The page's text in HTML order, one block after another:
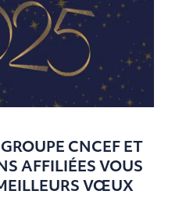
CNCEF ET
AFFILIÉES VOUS
VŒUX